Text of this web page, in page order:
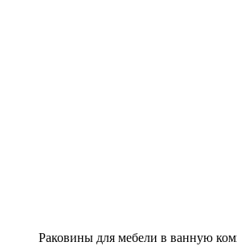
Раковины для мебели в ванную